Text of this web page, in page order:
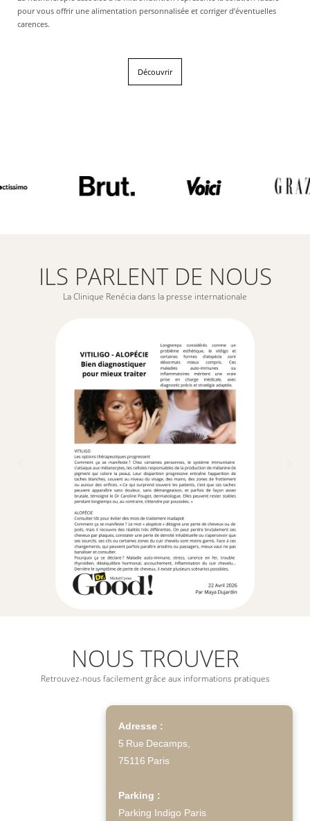
pour vous offrir une alimentation personnalisée et corriger d’éventuelles
carences.
Découvrir
ILS PARLENT DE NOUS
La Clinique Renécia dans la presse internationale
NOUS TROUVER
Retrouvez-nous facilement grâce aux informations pratiques
Adresse :
5 Rue Decamps,
75116 Paris
Parking :
Parking Indigo Paris